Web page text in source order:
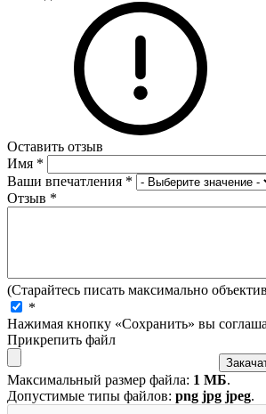
Оставить отзыв
Имя *
Ваши впечатления *
Отзыв *
(Старайтесь писать максимально
*
Нажимая кнопку «Сохранить» вы
Прикрепить файл
Максимальный размер файла: 1 МБ.
Допустимые типы файлов: png jpg jpeg.